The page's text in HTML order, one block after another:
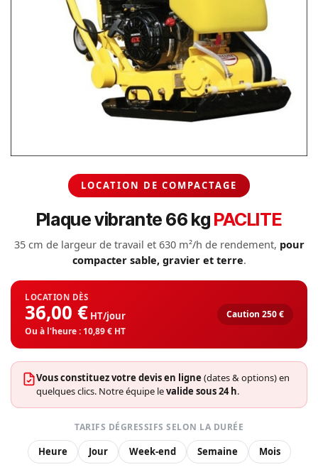
LOCATION DE COMPACTAGE
Plaque vibrante 66 kg PACLITE
35 cm de largeur de travail et 630 m²/h de rendement, pour
compacter sable, gravier et terre.
LOCATION DÈS
36,00 € HT/jour
Ou à l'heure : 10,89 € HT
Caution 250 €
Vous constituez votre devis en ligne (dates & options) en
quelques clics. Notre équipe levalide sous 24 h.
TARIFS DÉGRESSIFS SELON LA DURÉE
Heure Jour Week-end Semaine Mois